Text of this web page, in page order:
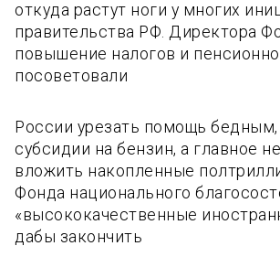
откуда растут ноги у многих
правительства РФ. Директора
повышение налогов и
посоветовали
России урезать помощь
субсидии на бензин, а главное
вложить накопленные
Фонда национального
«высококачественные
дабы закончить